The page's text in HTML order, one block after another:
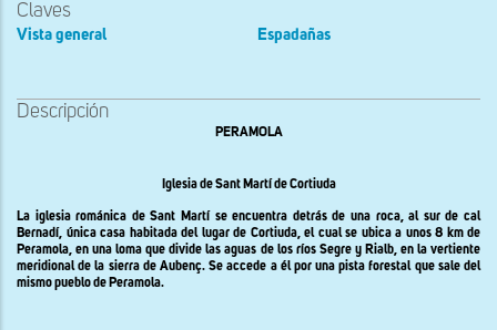
Claves
Vista general Espadañas
Descripción
PERAMOLA
Iglesia de Sant Martí de Cortiuda
La iglesia románica de Sant Martí se encuentra detrás de una roca, al sur de cal
Bernadí, única casa habitada del lugar de Cortiuda, el cual se ubica a unos 8 km de
Peramola, en una loma que divide las aguas de los ríos Segre y Rialb, en la vertiente
meridional de la sierra de Aubenç. Se accede a él por una pista forestal que sale del
mismo pueblo de Peramola.